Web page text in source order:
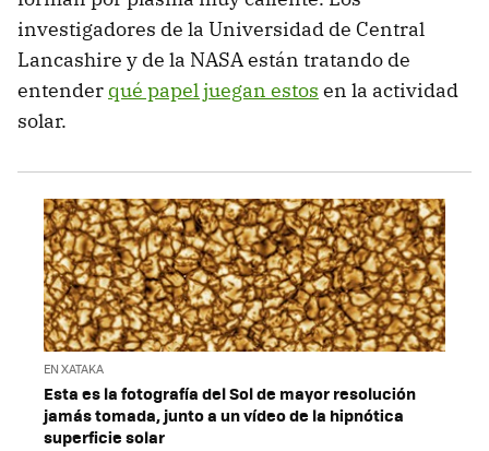
investigadores de la Universidad de Central
Lancashire y de la NASA están tratando de
entender qué papel juegan estos en la actividad
solar.
EN XATAKA
Esta es la fotografía del Sol de mayor resolución
jamás tomada, junto a un vídeo de la hipnótica
superficie solar